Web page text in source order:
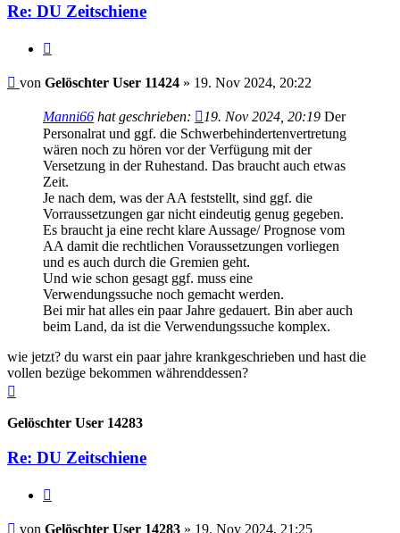
Re: DU Zeitschiene
Beitrag
von Gelöschter User 11424 » 19. Nov 2024, 20:22
Manni66 hat geschrieben: 19. Nov 2024, 20:19 Der
Personalrat und ggf. die Schwerbehindertenvertretung
wären noch zu hören vor der Verfügung mit der
Versetzung in der Ruhestand. Das braucht auch etwas
Zeit.
Je nach dem, was der AA feststellt, sind ggf. die
Vorraussetzungen gar nicht eindeutig genug gegeben.
Es braucht ja eine recht klare Aussage/ Prognose vom
AA damit die rechtlichen Voraussetzungen vorliegen
und es auch durch die Gremien geht.
Und wie schon gesagt ggf. muss eine
Verwendungssuche noch gemacht werden.
Bei mir hat alles ein paar Jahre gedauert. Bin aber auch
beim Land, da ist die Verwendungssuche komplex.
wie jetzt? du warst ein paar jahre krankgeschrieben und hast die
vollen bezüge bekommen währenddessen?
Gelöschter User 14283
Re: DU Zeitschiene
Beitrag
von Gelöschter User 14283 » 19. Nov 2024, 21:25